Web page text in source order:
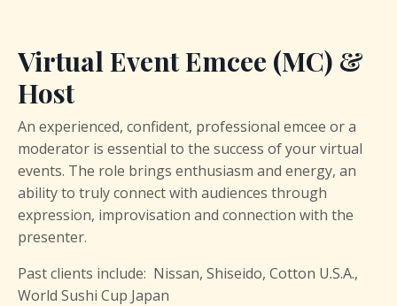
Virtual Event Emcee (MC) &
Host
An experienced, confident, professional emcee or a
moderator is essential to the success of your virtual
events. The role brings enthusiasm and energy, an
ability to truly connect with audiences through
expression, improvisation and connection with the
presenter.
Past clients include: Nissan, Shiseido, Cotton U.S.A.,
World Sushi Cup Japan